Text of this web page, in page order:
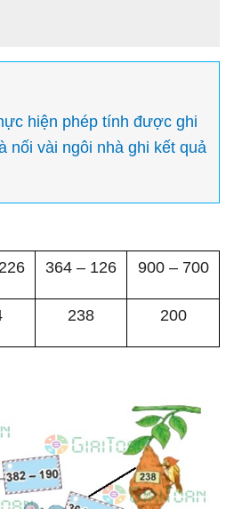
hiện phép tính được ghi
nối vài ngôi nhà ghi kết quả
364 – 126 900 – 700
238 200